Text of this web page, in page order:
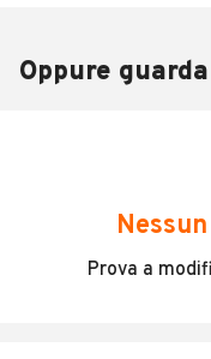
Citroen Berlingo 3
Oppure
Prova a